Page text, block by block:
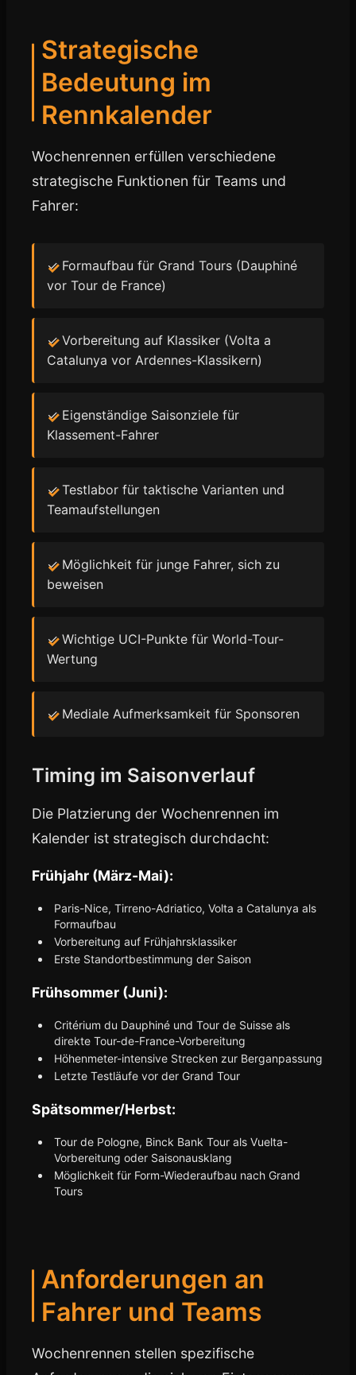
Strategische
Bedeutung im
Rennkalender
Wochenrennen erfüllen verschiedene
strategische Funktionen für Teams und
Fahrer:
✓ Formaufbau für Grand Tours (Dauphiné
vor Tour de France)
✓ Vorbereitung auf Klassiker (Volta a
Catalunya vor Ardennes-Klassikern)
✓ Eigenständige Saisonziele für
Klassement-Fahrer
✓ Testlabor für taktische Varianten und
Teamaufstellungen
✓ Möglichkeit für junge Fahrer, sich zu
beweisen
✓ Wichtige UCI-Punkte für World-Tour-
Wertung
✓ Mediale Aufmerksamkeit für Sponsoren
Timing im Saisonverlauf
Die Platzierung der Wochenrennen im
Kalender ist strategisch durchdacht:
Frühjahr (März-Mai):
Paris-Nice, Tirreno-Adriatico, Volta a Catalunya als
Formaufbau
Vorbereitung auf Frühjahrsklassiker
Erste Standortbestimmung der Saison
Frühsommer (Juni):
Critérium du Dauphiné und Tour de Suisse als
direkte Tour-de-France-Vorbereitung
Höhenmeter-intensive Strecken zur Berganpassung
Letzte Testläufe vor der Grand Tour
Spätsommer/Herbst:
Tour de Pologne, Binck Bank Tour als Vuelta-
Vorbereitung oder Saisonausklang
Möglichkeit für Form-Wiederaufbau nach Grand
Tours
Anforderungen an
Fahrer und Teams
Wochenrennen stellen spezifische